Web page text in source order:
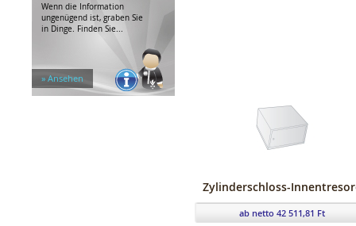
Wenn die Information
ungenügend ist, graben Sie
in Dinge. Finden Sie...
» Ansehen
Zylinderschloss-
ab netto 42 511,81 Ft